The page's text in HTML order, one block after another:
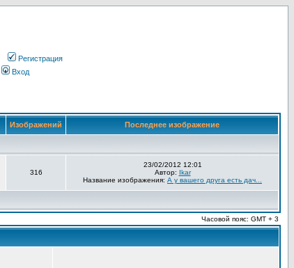
Регистрация
Вход
Изображений Последнее изображение
316
23/02/2012 12:01
Автор: Ikar
Название изображения: А у вашего друга есть дач...
Часовой пояс: GMT + 3